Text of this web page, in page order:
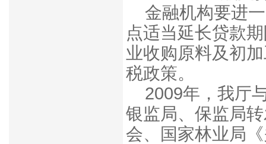
金融机构要进
点适当延长贷款
业收购原料及初
税政策。
2009年，我厅
银监局、保监局
会、国家林业局